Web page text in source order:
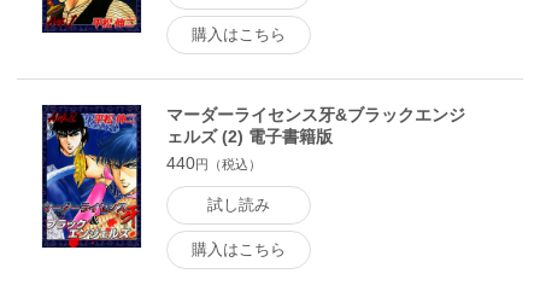
購入はこちら
マーダーライセンス牙&ブラックエンジ
ェルズ (2) 電子書籍版
440円（税込）
試し読み
購入はこちら